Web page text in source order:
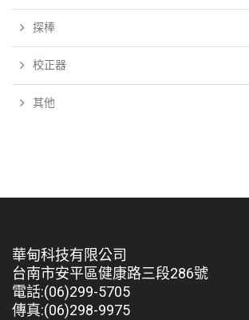
探棒
校正器
其他
華甸科技有限公司
台南市安平區健康路三段286號
電話:(06)299-5705
傳真:(06)298-9975